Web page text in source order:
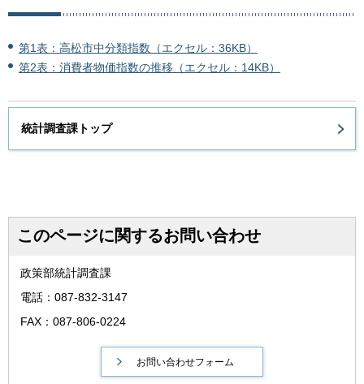
第1表：高松市中分類指数（エクセル：36KB）
第2表：消費者物価指数の推移（エクセル：14KB）
統計調査課トップ
このページに関するお問い合わせ
政策部統計調査課
電話：087-832-3147
FAX：087-806-0224